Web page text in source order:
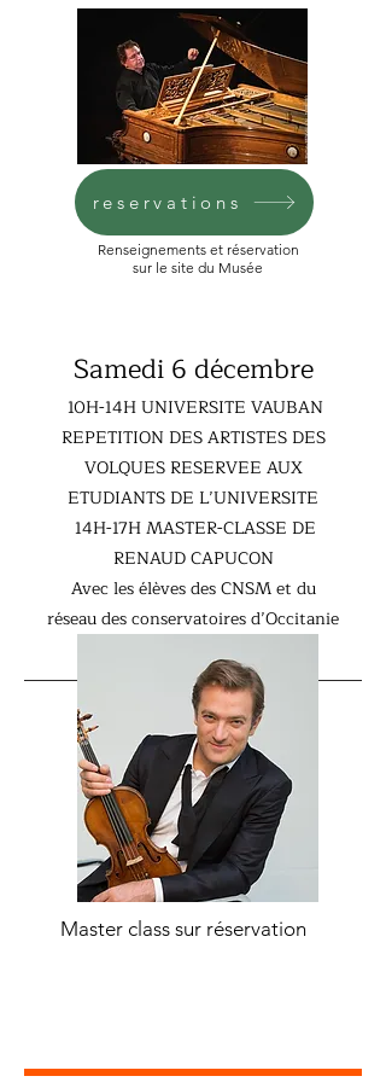
reservations
Renseignements et réservation
sur le site du Musée
Samedi 6 décembre
10H-14H UNIVERSITE VAUBAN
REPETITION DES ARTISTES DES
VOLQUES RESERVEE AUX
ETUDIANTS DE L’UNIVERSITE
14H-17H MASTER-CLASSE DE
RENAUD CAPUCON
Avec les élèves des CNSM et du
réseau des conservatoires d’Occitanie
Master class sur réservation